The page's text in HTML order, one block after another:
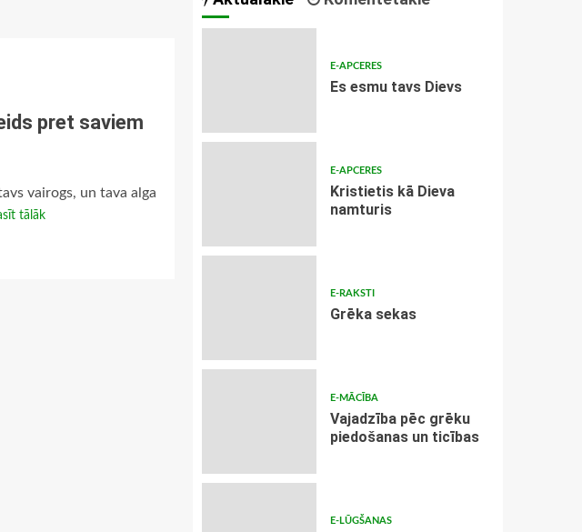
pret saviem
vairogs, un tava alga
tālāk
E-APCERES
Es esmu tavs Dievs
E-APCERES
Kristietis kā Dieva
namturis
E-RAKSTI
Grēka sekas
E-MĀCĪBA
Vajadzība pēc grēku
piedošanas un ticības
E-LŪGŠANAS